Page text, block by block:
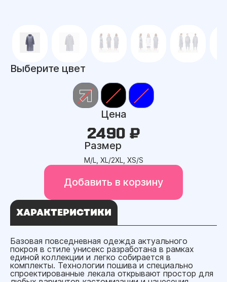
Выберите цвет
Цена
2490 ₽
Размер
M/L, XL/2XL, XS/S
Добавить в корзину
ХАРАКТЕРИСТИКИ
Базовая повседневная одежда актуального
покроя в стиле унисекс разработана в рамках
единой коллекции и легко собирается в
комплекты. Технологии пошива и специально
спроектированные лекала открывают простор для